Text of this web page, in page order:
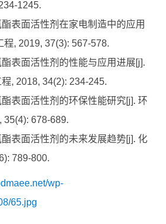
1245.
表面活性剂在家电制造中的应用
, 2019, 37(3): 567-578.
表面活性剂的性能与应用进展[j].
, 2018, 34(2): 234-245.
表面活性剂的环保性能研究[j]. 环
35(4): 678-689.
表面活性剂的未来发展趋势[j]. 化
789-800.
wp-
65.jpg